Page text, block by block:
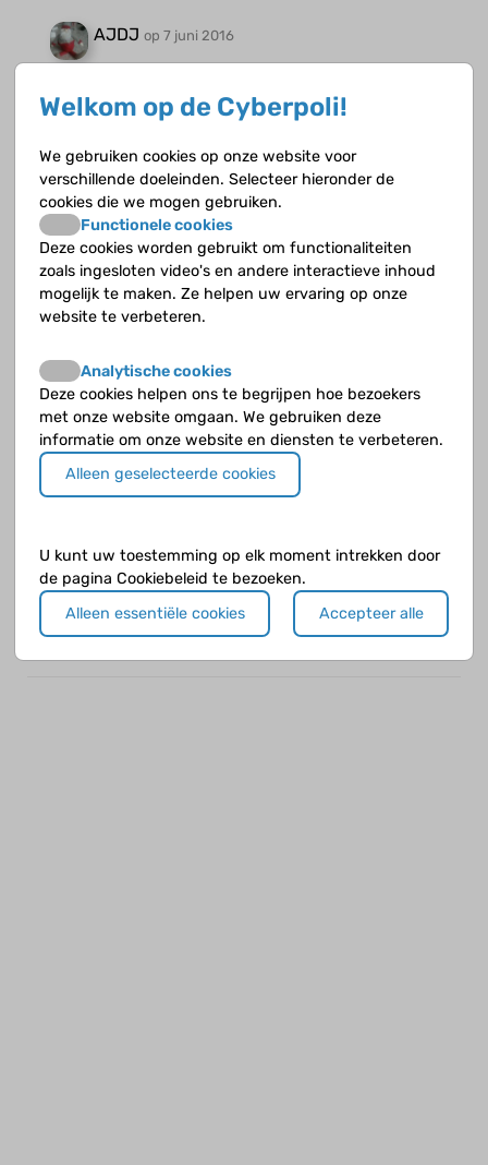
AJDJ op 7 juni 2016
Hoi
Groetjes Alex
aime500 op 2 augustus 2017
Hey ik heb colitus ulcerosa en ik heb ook heel
weining eetlust
Hey ik heb inderdaad ook soms minder
eetlust.
Welkom op de Cyberpoli!
We gebruiken cookies op onze website voor
verschillende doeleinden. Selecteer hieronder de
cookies die we mogen gebruiken.
Functionele cookies
Deze cookies worden gebruikt om functionaliteiten
zoals ingesloten video's en andere interactieve inhoud
mogelijk te maken. Ze helpen uw ervaring op onze
website te verbeteren.
Analytische cookies
Deze cookies helpen ons te begrijpen hoe bezoekers
met onze website omgaan. We gebruiken deze
informatie om onze website en diensten te verbeteren.
Alleen geselecteerde cookies
U kunt uw toestemming op elk moment intrekken door
de pagina Cookiebeleid te bezoeken.
Alleen essentiële cookies
Accepteer alle